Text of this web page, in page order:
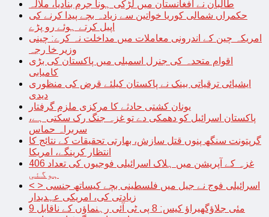
طالبان نے افغانستان میں لڑکی ہونا جرم بنادیا، ملالہ
حکمراں شمالی کوریا خواتین سے زیادہ بچے پیدا کرنے کی
اپیل کرتے ہوئے رو پڑے
امریکہ چین کے اندرونی معاملات میں مداخلت نہ کرے: چینی
وزیر خا رجہ
اقوام متحدہ کی جنرل اسمبلی میں پاکستان کی بڑی
کامیابی
ایشیائی ترقیاتی بینک نے پاکستان کیلئے قرض کی منظوری
دیدی
یونان کشتی حادثے کا مرکزی ملزم گرفتار
پاکستان اسرائیل کو دھمکی دے تو غزہ جنگ رک سکتی ہے،
سربراہ حماس
گرپتونت سنگھ پنوں قتل سازش، بھارتی تحقیقات کے نتائج کا
انتظار کرینگے، امریکا
غزہ کے آپریشن میں ہلاک اسرائیلی فوجیوں کی تعداد 406
ہوگئی
< > اسرائیلی فوج نے جیل میں فلسطینی بچے کیساتھ جنسی
زیادتی کی، امریکی عہدیدار
9 مئی جلاؤگھیراؤ کیس: 8 پی ٹی آئی رہنماؤں کے ناقابل